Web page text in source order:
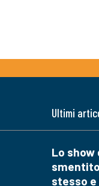
Ultimi
Lo show
stesso